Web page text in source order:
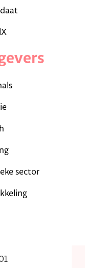
sector